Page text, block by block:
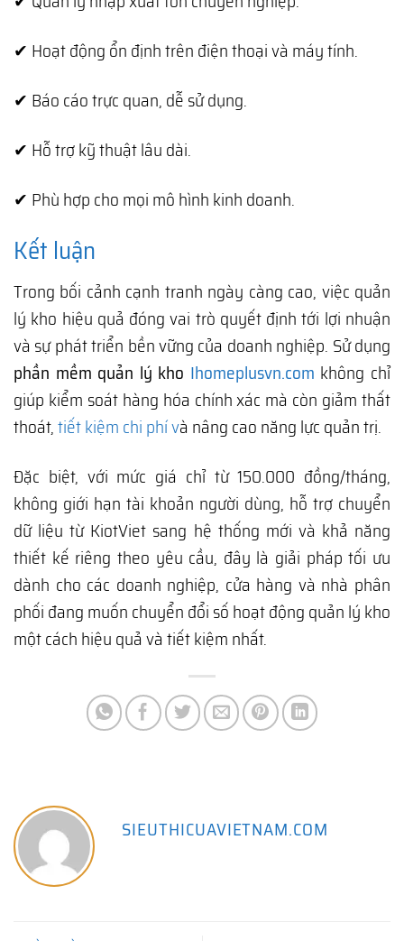
✔ Hoạt động ổn định trên điện thoại và máy tính.
✔ Báo cáo trực quan, dễ sử dụng.
✔ Hỗ trợ kỹ thuật lâu dài.
✔ Phù hợp cho mọi mô hình kinh doanh.
Kết luận
Trong bối cảnh cạnh tranh ngày càng cao, việc quản
lý kho hiệu quả đóng vai trò quyết định tới lợi nhuận
và sự phát triển bền vững của doanh nghiệp. Sử dụng
phần mềm quản lý kho Ihomeplusvn.com không chỉ
giúp kiểm soát hàng hóa chính xác mà còn giảm thất
thoát,tiết kiệm chi phí và nâng cao năng lực quản trị.
Đặc biệt, với mức giá chỉ từ 150.000 đồng/tháng,
không giới hạn tài khoản người dùng, hỗ trợ chuyển
dữ liệu từ KiotViet sang hệ thống mới và khả năng
thiết kế riêng theo yêu cầu, đây là giải pháp tối ưu
dành cho các doanh nghiệp, cửa hàng và nhà phân
phối đang muốn chuyển đổi số hoạt động quản lý kho
một cách hiệu quả và tiết kiệm nhất.
SIEUTHICUAVIETNAM.COM